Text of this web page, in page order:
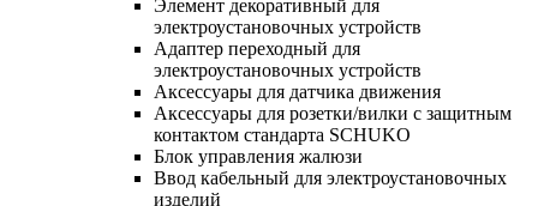
Элемент декоративный для
электроустановочных устройств
Адаптер переходный для
электроустановочных устройств
Аксессуары для датчика движения
Аксессуары для розетки/вилки с защитным
контактом стандарта SCHUKO
Блок управления жалюзи
Ввод кабельный для электроустановочных
изделий